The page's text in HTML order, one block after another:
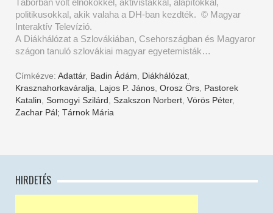
Táborban volt elnökökkel, aktivistákkal, alapítókkal,
politikusokkal, akik valaha a DH-ban kezdték. © Magyar
Interaktív Televízió.
A Diákhálózat a Szlovákiában, Csehországban és Magyaror
szágon tanuló szlovákiai magyar egyetemisták…
Címkézve: Adattár, Badin Ádám, Diákhálózat,
Krasznahorkaváralja, Lajos P. János, Orosz Örs, Pastorek
Katalin, Somogyi Szilárd, Szakszon Norbert, Vörös Péter,
Zachar Pál; Tárnok Mária
HIRDETÉS